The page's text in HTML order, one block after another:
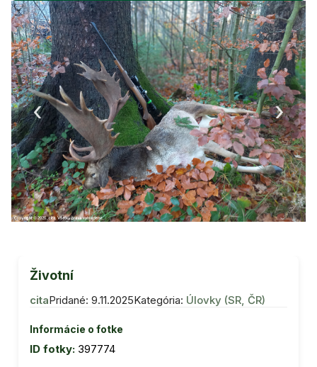
‹ ›
Životní
citaPridané: 9.11.2025Kategória: Úlovky (SR, ČR)
Informácie o fotke
ID fotky: 397774